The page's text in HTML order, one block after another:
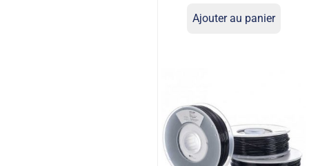
Ajouter au panier